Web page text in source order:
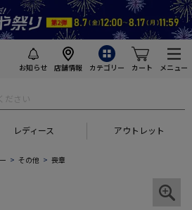
お知らせ 店舗情報 カテゴリー カート メニュー
レディース アウトレット
その他 喪章